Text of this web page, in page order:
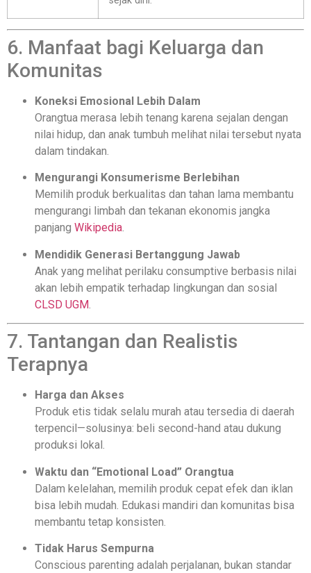
6. Manfaat bagi Keluarga dan
Komunitas
Koneksi Emosional Lebih Dalam
Orangtua merasa lebih tenang karena sejalan dengan
nilai hidup, dan anak tumbuh melihat nilai tersebut nyata
dalam tindakan.
Mengurangi Konsumerisme Berlebihan
Memilih produk berkualitas dan tahan lama membantu
mengurangi limbah dan tekanan ekonomis jangka
panjang Wikipedia.
Mendidik Generasi Bertanggung Jawab
Anak yang melihat perilaku consumptive berbasis nilai
akan lebih empatik terhadap lingkungan dan sosial
CLSD UGM.
7. Tantangan dan Realistis
Terapnya
Harga dan Akses
Produk etis tidak selalu murah atau tersedia di daerah
terpencil—solusinya: beli second-hand atau dukung
produksi lokal.
Waktu dan “Emotional Load” Orangtua
Dalam kelelahan, memilih produk cepat efek dan iklan
bisa lebih mudah. Edukasi mandiri dan komunitas bisa
membantu tetap konsisten.
Tidak Harus Sempurna
Conscious parenting adalah perjalanan, bukan standar